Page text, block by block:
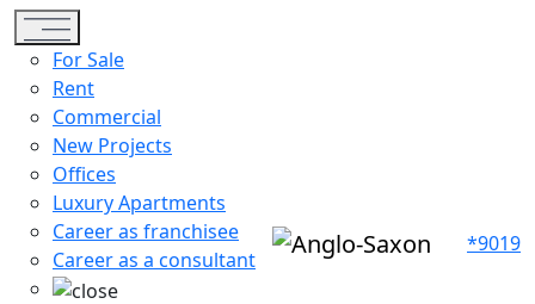
Toggle navigation
For Sale
Rent
Commercial
New Projects
Offices
Luxury Apartments
Career as franchisee
Career as a consultant
*9019